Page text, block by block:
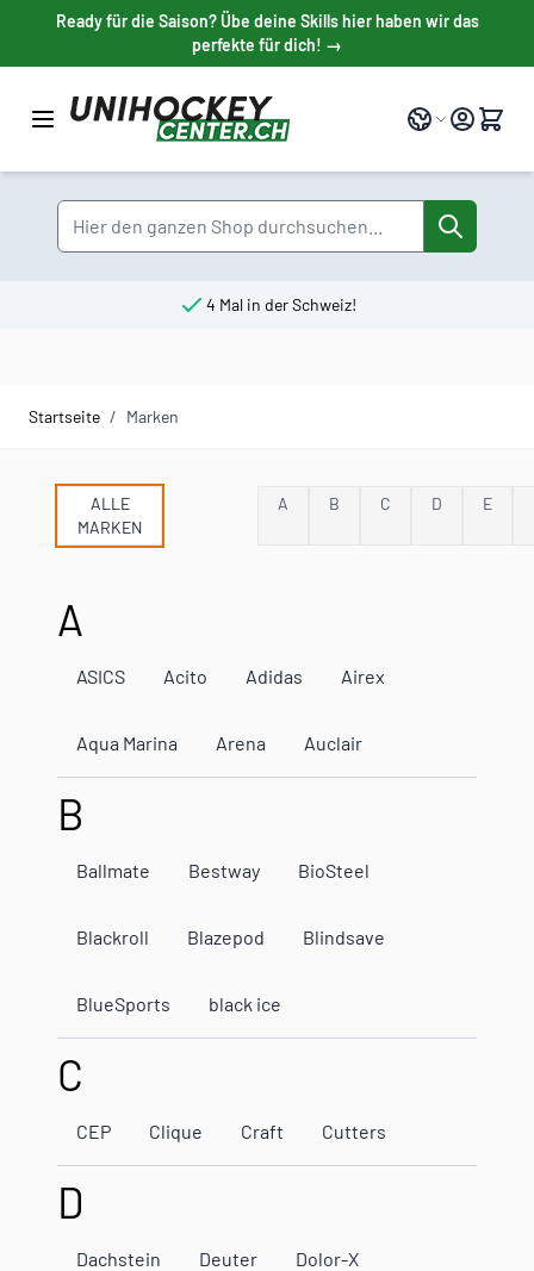
Direkt zum Inhalt
Ready für die Saison? Übe deine Skills hier haben wir das
perfekte für dich! →
Sprache
Suche
4 Mal in der Schweiz!
Startseite / Marken
ALLE
MARKEN
A B C D E
A
ASICS Acito Adidas Airex
Aqua Marina Arena Auclair
B
Ballmate Bestway BioSteel
Blackroll Blazepod Blindsave
BlueSports black ice
C
CEP Clique Craft Cutters
D
Dachstein Deuter Dolor-X